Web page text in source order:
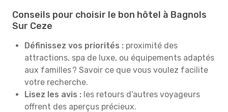
Conseils pour choisir le bon hôtel à Bagnols
Sur Ceze
Définissez vos priorités : proximité des
attractions, spa de luxe, ou équipements adaptés
aux familles ? Savoir ce que vous voulez facilite
votre recherche.
Lisez les avis : les retours d’autres voyageurs
offrent des aperçus précieux.